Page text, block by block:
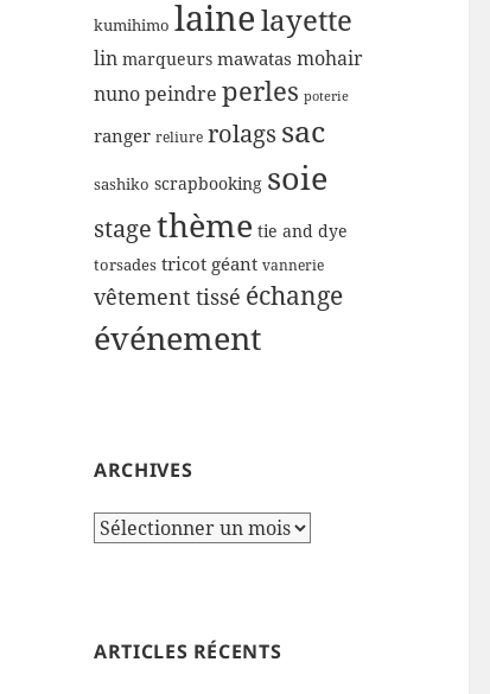
kumihimo lainelayette
lin marqueurs mawatas mohair
nunopeindre perles poterie
ranger reliure rolags sac
sashiko scrapbooking soie
stagethème tie and dye
torsades tricot géant vannerie
vêtement tissé échange
événement
ARCHIVES
Archives
ARTICLES RÉCENTS